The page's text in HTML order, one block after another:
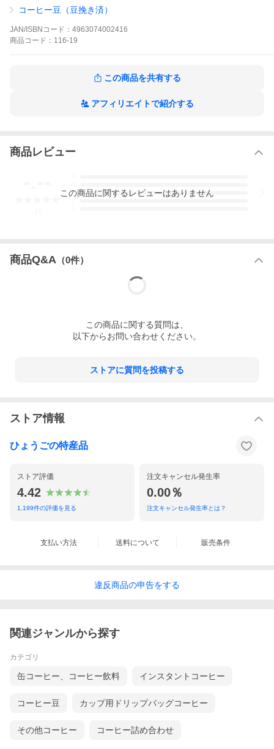
コーヒー豆（豆挽き済）
JAN/ISBNコード： 4963074002416
商品 コード： 116-19
この商品を共有する
アフィリエイトで紹介する
商品レビュー
3
この商品に関するレビューはありません
商品Q&A （0件）
この商品に関する質問は、
以下からお問い合わせください。
ストアに質問を投稿する
ストア情報
ひょうごの特産品
ストア評価
4.42
1,199件の評価を見る
注文キャンセル発生率
0.00％
注文キャンセル発生率とは？
支払い方法 送料について 販売条件
違反商品の申告をする
関連ジャンルから探す
カテゴリ
缶コーヒー、コーヒー飲料 インスタントコーヒー
コーヒー豆 カップ用ドリップバッグコーヒー
その他コーヒー コーヒー詰め合わせ